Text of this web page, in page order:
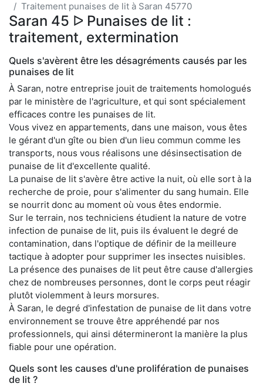
Traitement punaises de lit à Saran 45770
Saran 45 ᐅ Punaises de lit :
traitement, extermination
Quels s'avèrent être les désagréments causés par les
punaises de lit
À Saran, notre entreprise jouit de traitements homologués
par le ministère de l'agriculture, et qui sont spécialement
efficaces contre les punaises de lit.
Vous vivez en appartements, dans une maison, vous êtes
le gérant d'un gîte ou bien d'un lieu commun comme les
transports, nous vous réalisons une désinsectisation de
punaise de lit d'excellente qualité.
La punaise de lit s'avère être active la nuit, où elle sort à la
recherche de proie, pour s'alimenter du sang humain. Elle
se nourrit donc au moment où vous êtes endormie.
Sur le terrain, nos techniciens étudient la nature de votre
infection de punaise de lit, puis ils évaluent le degré de
contamination, dans l'optique de définir de la meilleure
tactique à adopter pour supprimer les insectes nuisibles.
La présence des punaises de lit peut être cause d'allergies
chez de nombreuses personnes, dont le corps peut réagir
plutôt violemment à leurs morsures.
À Saran, le degré d'infestation de punaise de lit dans votre
environnement se trouve être appréhendé par nos
professionnels, qui ainsi détermineront la manière la plus
fiable pour une opération.
Quels sont les causes d'une prolifération de punaises
de lit ?